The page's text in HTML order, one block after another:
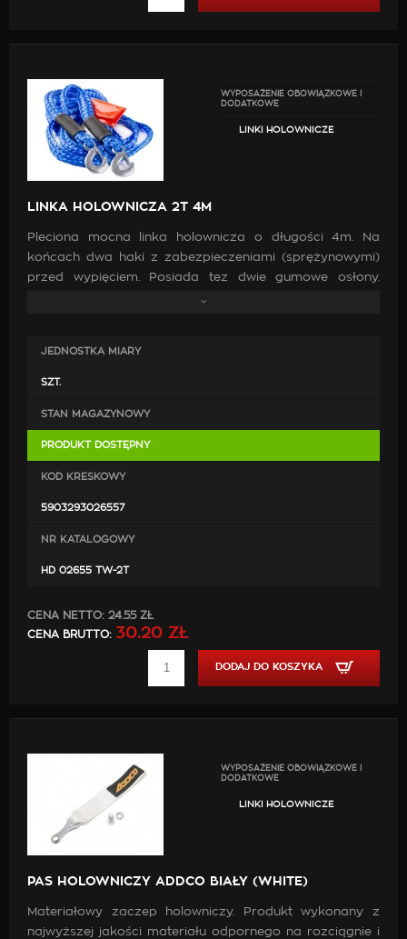
WYPOSAŻENIE OBOWIĄZKOWE I
DODATKOWE
LINKI HOLOWNICZE
LINKA HOLOWNICZA 2T 4M
Pleciona mocna linka holownicza o długości 4m. Na
końcach dwa haki z zabezpieczeniami (sprężynowymi)
przed wypięciem. Posiada tez dwie gumowe osłony.
Wykonana z wytrzymałego materiału. Wytrzymałość do
JEDNOSTKA MIARY
SZT.
STAN MAGAZYNOWY
PRODUKT DOSTĘPNY
KOD KRESKOWY
5903293026557
NR KATALOGOWY
HD 02655 TW-2T
CENA NETTO: 24.55 ZŁ
CENA BRUTTO: 30.20 ZŁ
DODAJ DO KOSZYKA
WYPOSAŻENIE OBOWIĄZKOWE I
DODATKOWE
LINKI HOLOWNICZE
PAS HOLOWNICZY ADDCO BIAŁY (WHITE)
Materiałowy zaczep holowniczy. Produkt wykonany z
najwyższej jakości materiału odpornego na rozciągnie i